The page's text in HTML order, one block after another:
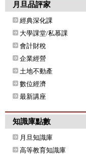
月旦品評家
經典深化課
大學課堂/私慕課
會計財稅
企業經營
土地不動產
數位經濟
最新講座
知識庫點數
月旦知識庫
高等教育知識庫